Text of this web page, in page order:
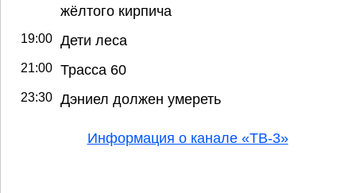
жёлтого кирпича
19:00 Дети леса
21:00 Трасса 60
23:30 Дэниел должен умереть
Информация о канале «ТВ-3»